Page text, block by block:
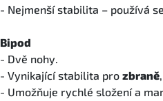
- Nejmenší stabilita – používá
Bipod
- Dvě nohy.
- Vynikající stabilita pro zbraně
- Umožňuje rychlé složení a